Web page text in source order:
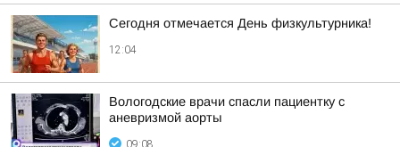
Сегодня отмечается День физкультурника!
12:04
Вологодские врачи спасли пациентку с
аневризмой аорты
09:08